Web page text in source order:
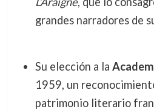
grandes narradores de
Su elección a la
1959, un
patrimonio literario